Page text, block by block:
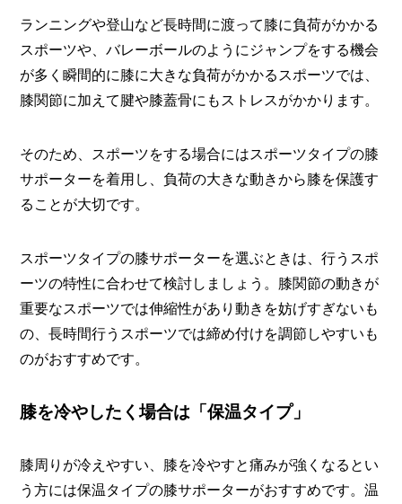
ランニングや登山など長時間に渡って膝に負荷がかかる
スポーツや、バレーボールのようにジャンプをする機会
が多く瞬間的に膝に大きな負荷がかかるスポーツでは、
膝関節に加えて腱や膝蓋骨にもストレスがかかります。
そのため、スポーツをする場合にはスポーツタイプの膝
サポーターを着用し、負荷の大きな動きから膝を保護す
ることが大切です。
スポーツタイプの膝サポーターを選ぶときは、行うスポ
ーツの特性に合わせて検討しましょう。膝関節の動きが
重要なスポーツでは伸縮性があり動きを妨げすぎないも
の、長時間行うスポーツでは締め付けを調節しやすいも
のがおすすめです。
膝を冷やしたく場合は「保温タイプ」
膝周りが冷えやすい、膝を冷やすと痛みが強くなるとい
う方には保温タイプの膝サポーターがおすすめです。温